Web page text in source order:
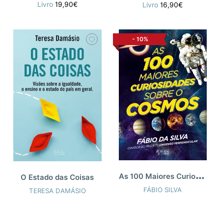
Livro 19,90€
Livro16,90€
O Estado das Coisas
TERESA DAMÁSIO
- 10%
A
s 100 Maiores Curiosidades sobre o Cosmos
FÁBIO SILVA